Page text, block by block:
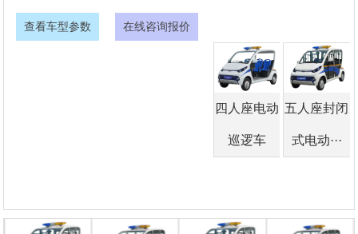
查看车型参数 在线咨询报价
四人座电动
巡逻车
五人座封闭
式电动···